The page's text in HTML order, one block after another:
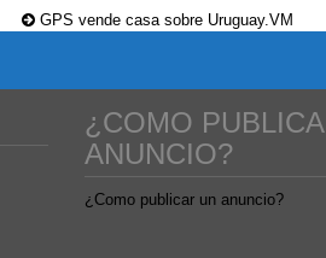
GPS vende casa sobre Uruguay.VM
¿COMO
ANUNCIO?
¿Como publicar un anuncio?